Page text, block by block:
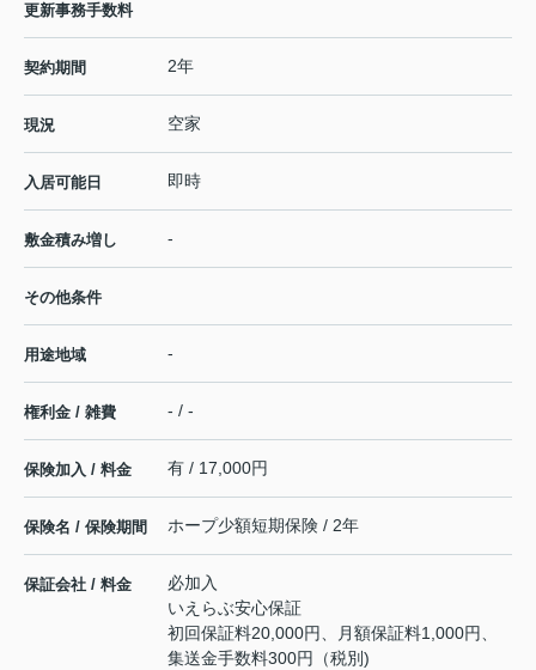
更新事務手数料
契約期間 2年
現況 空家
入居可能日 即時
敷金積み増し -
その他条件
用途地域 -
権利金 / 雑費 - / -
保険加入 / 料金 有 / 17,000円
保険名 / 保険期間 ホープ少額短期保険 / 2年
保証会社 / 料金
必加入
いえらぶ安心保証
初回保証料20,000円、月額保証料1,000円、
集送金手数料300円（税別)